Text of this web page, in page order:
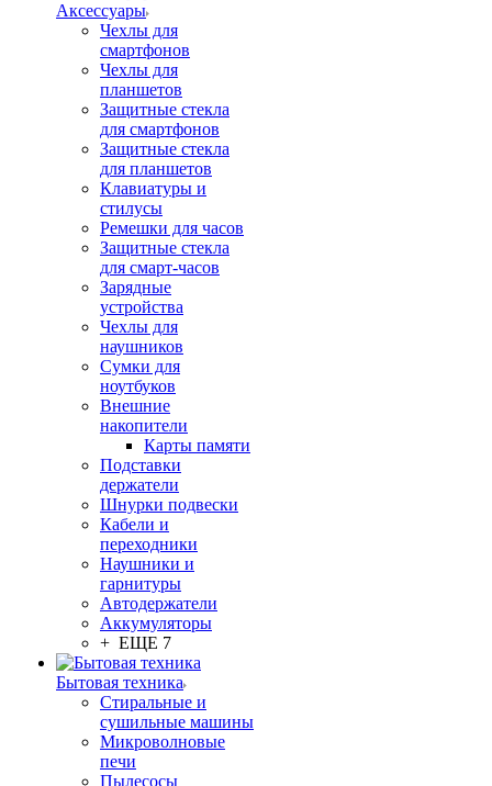
Аксессуары
Чехлы для
смартфонов
Чехлы для
планшетов
Защитные стекла
для смартфонов
Защитные стекла
для планшетов
Клавиатуры и
стилусы
Ремешки для часов
Защитные стекла
для смарт-часов
Зарядные
устройства
Чехлы для
наушников
Сумки для
ноутбуков
Внешние
накопители
Карты памяти
Подставки
держатели
Шнурки подвески
Кабели и
переходники
Наушники и
гарнитуры
Автодержатели
Аккумуляторы
+ ЕЩЕ 7
Бытовая техника
Стиральные и
сушильные машины
Микроволновые
печи
Пылесосы